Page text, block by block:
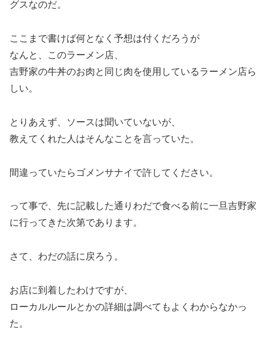
グスなのだ。
ここまで書けば何となく予想は付くだろうが
なんと、このラーメン店、
吉野家の牛丼のお肉と同じ肉を使用しているラーメン店ら
しい。
とりあえず、ソースは聞いていないが、
教えてくれた人はそんなことを言っていた。
間違っていたらゴメンサナイで許してください。
って事で、先に記載した通りわだで食べる前に一旦吉野家
に行ってきた次第であります。
さて、わだの話に戻ろう。
お店に到着したわけですが、
ローカルルールとかの詳細は調べてもよくわからなかっ
た。